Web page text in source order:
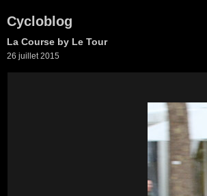
Cycloblog
La Course by Le Tour
26 juillet 2015